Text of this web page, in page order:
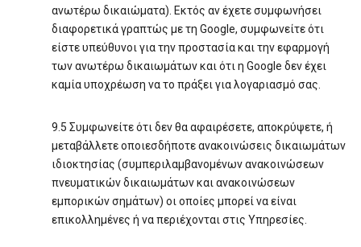
ανωτέρω δικαιώματα). Εκτός αν έχετε συμφωνήσει
διαφορετικά γραπτώς με τη Google, συμφωνείτε ότι
είστε υπεύθυνοι για την προστασία και την εφαρμογή
των ανωτέρω δικαιωμάτων και ότι η Google δεν έχει
καμία υποχρέωση να το πράξει για λογαριασμό σας.
9.5 Συμφωνείτε ότι δεν θα αφαιρέσετε, αποκρύψετε, ή
μεταβάλλετε οποιεσδήποτε ανακοινώσεις δικαιωμάτων
ιδιοκτησίας (συμπεριλαμβανομένων ανακοινώσεων
πνευματικών δικαιωμάτων και ανακοινώσεων
εμπορικών σημάτων) οι οποίες μπορεί να είναι
επικολλημένες ή να περιέχονται στις Υπηρεσίες.